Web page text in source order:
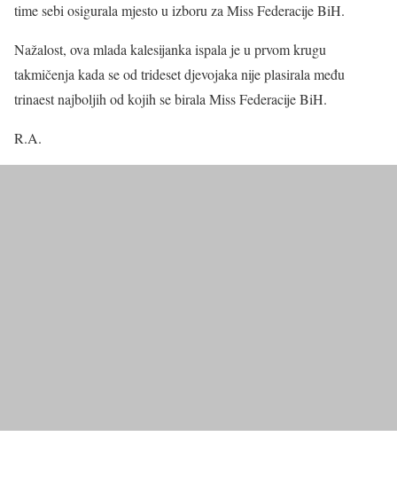
time sebi osigurala mjesto u izboru za Miss Federacije BiH.
Nažalost, ova mlada kalesijanka ispala je u prvom krugu
takmičenja kada se od trideset djevojaka nije plasirala među
trinaest najboljih od kojih se birala Miss Federacije BiH.
R.A.